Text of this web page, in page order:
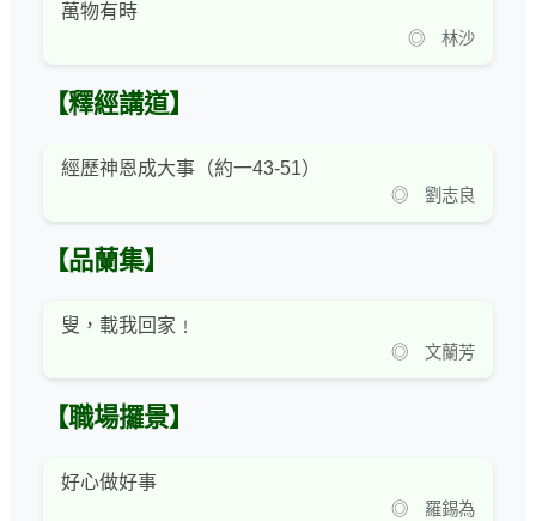
萬物有時
◎ 林沙
【釋經講道】
經歷神恩成大事（約一43-51）
◎ 劉志良
【品蘭集】
叟，載我回家﹗
◎ 文蘭芳
【職場攞景】
好心做好事
◎ 羅錫為